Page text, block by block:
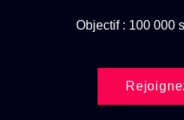
Objectif : 100 000